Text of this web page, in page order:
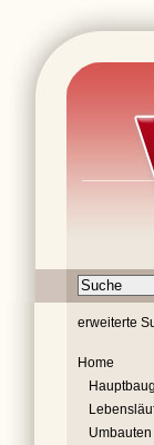
erweiterte
Home
Umbauten